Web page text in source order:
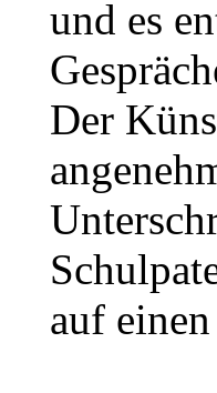
und es
Der
auf